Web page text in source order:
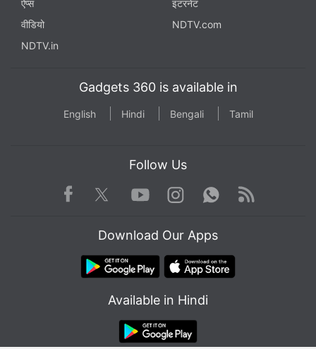
ऐप्स
इंटरनेट
वीडियो
NDTV.com
NDTV.in
Gadgets 360 is available in
English Hindi Bengali Tamil
Follow Us
Facebook TwitterYoutube
Instagram WhatsApp
Rss
Download Our Apps
Available in Hindi